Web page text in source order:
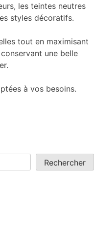
les teintes neutres
styles décoratifs.
tout en maximisant
une belle
à vos besoins.
Rechercher